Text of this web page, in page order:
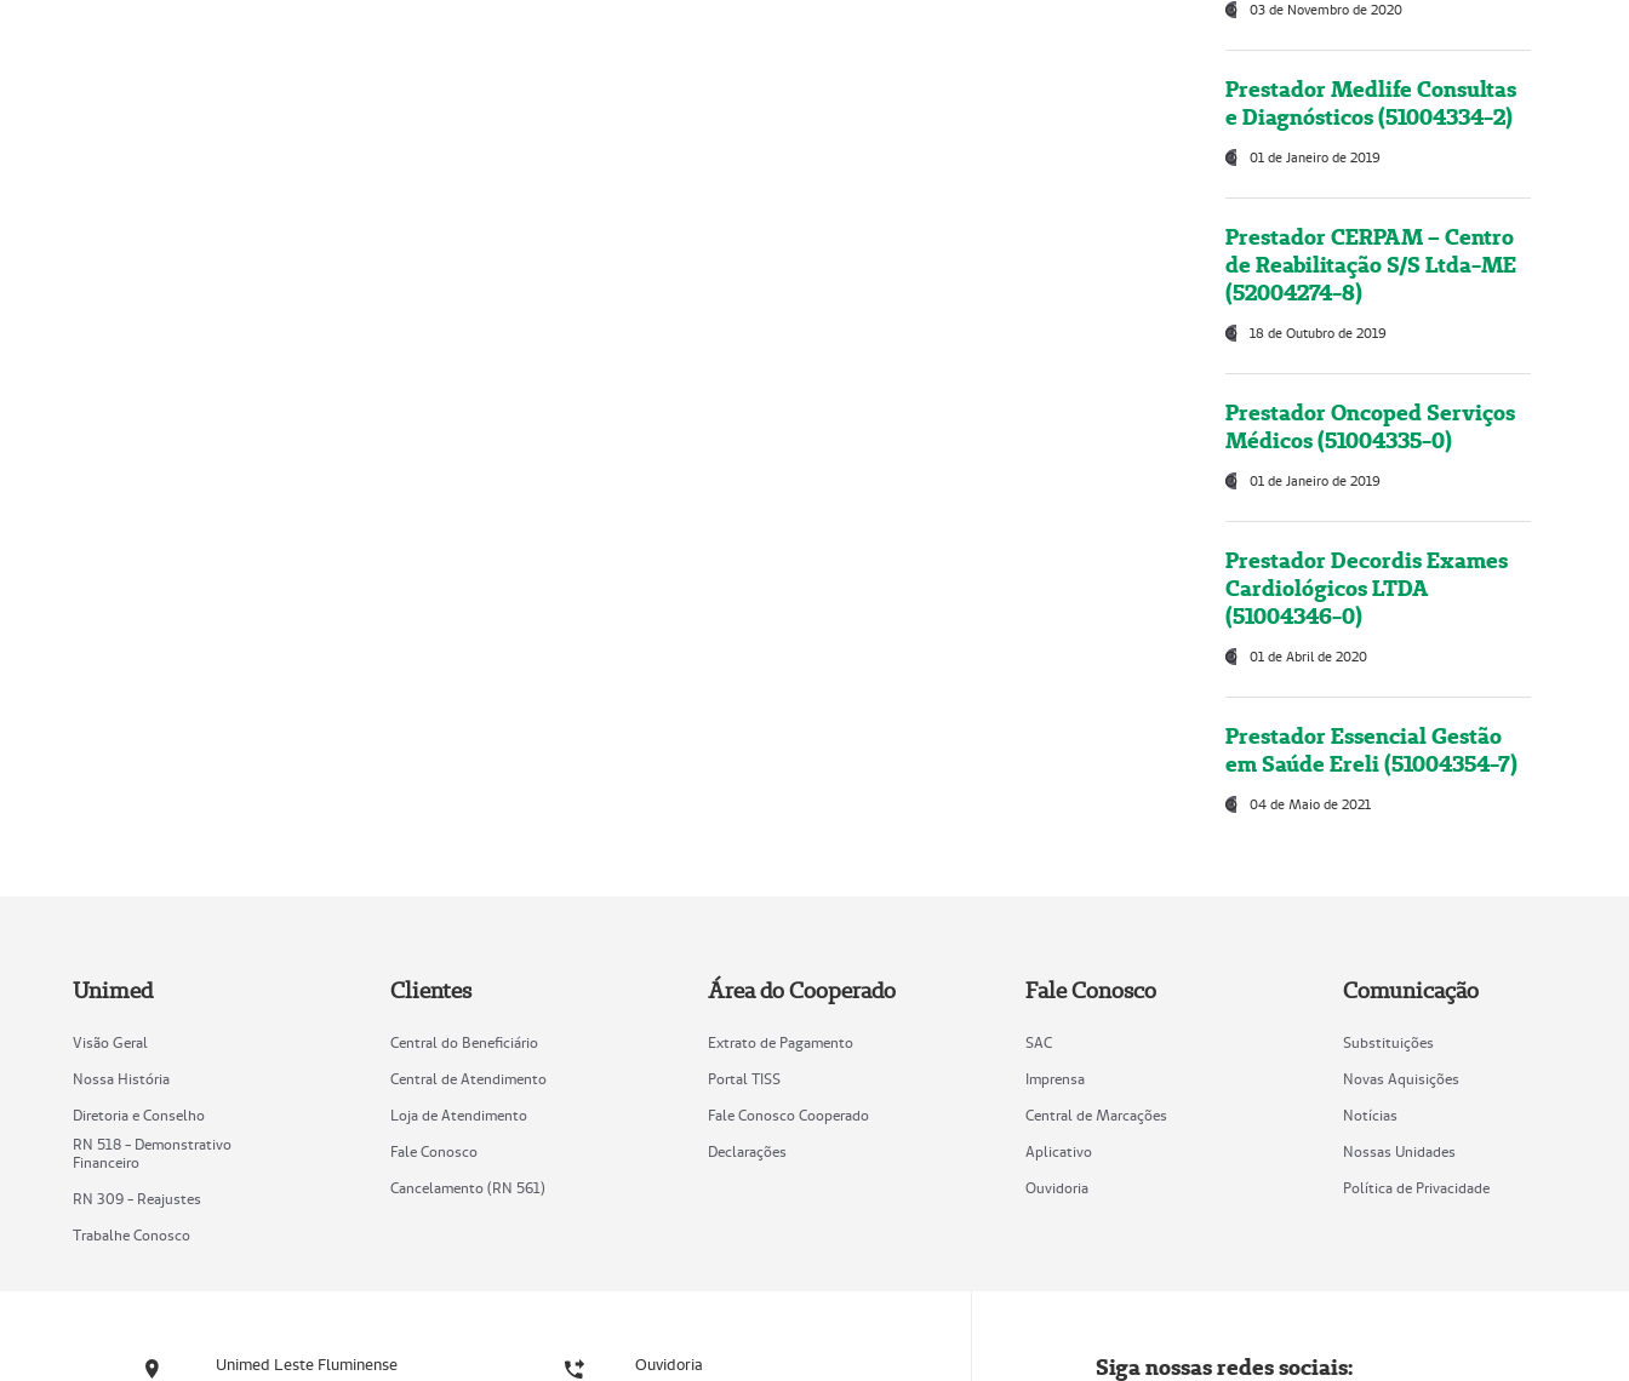
03 de Novembro de 2020
Prestador Medlife Consultas
e Diagnósticos (51004334-2)
01 de Janeiro de 2019
Prestador CERPAM – Centro
de Reabilitação S/S Ltda-ME
(52004274-8)
18 de Outubro de 2019
Prestador Oncoped Serviços
Médicos (51004335-0)
01 de Janeiro de 2019
Prestador Decordis Exames
Cardiológicos LTDA
(51004346-0)
01 de Abril de 2020
Prestador Essencial Gestão
em Saúde Ereli (51004354-7)
04 de Maio de 2021
Unimed
Visão Geral
Nossa História
Diretoria e Conselho
RN 518 - Demonstrativo
Financeiro
RN 309 - Reajustes
Trabalhe Conosco
Clientes
Central do Beneficiário
Central de Atendimento
Loja de Atendimento
Fale Conosco
Cancelamento (RN 561)
Área do Cooperado
Extrato de Pagamento
Portal TISS
Fale Conosco Cooperado
Declarações
Fale Conosco
SAC
Imprensa
Central de Marcações
Aplicativo
Ouvidoria
Comunicação
Substituições
Novas Aquisições
Notícias
Nossas Unidades
Política de Privacidade
Unimed Leste Fluminense Ouvidoria Siga nossas redes sociais: